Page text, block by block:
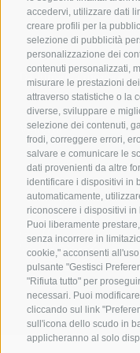
accedervi, utilizzare dati
creare profili per la
selezione di pubblicità
personalizzazione dei
contenuti personalizzati,
misurare le prestazioni
attraverso statistiche o la
diverse, sviluppare e
selezione dei contenuti,
frodi, correggere errori,
salvare e comunicare le
dati provenienti da altre
identificare i dispositivi in
automaticamente,
riconoscere i dispositivi
Puoi liberamente
senza incorrere in
cookie," acconsenti
pulsante "Gestisci
"Rifiuta tutto" per
necessari. Puoi
cliccando sul link
sull'icona dello scudo in
applicheranno al solo
ORARI
Da lunedì a giovedì
08:00–12:30 /
Venerdì
08:00–13:30